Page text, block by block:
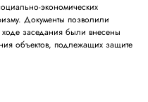
экономических
Документы позволили
ходе заседания были внесены
объектов, подлежащих защите